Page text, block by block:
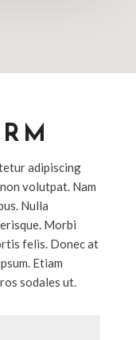
adipiscing
volutpat. Nam
Nulla
Morbi
felis. Donec at
Etiam
sodales ut.